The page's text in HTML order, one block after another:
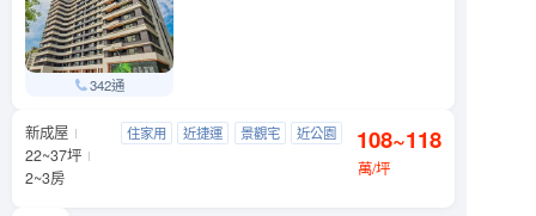
342通
信義富境
文山區 萬芳路8號
新成屋
22~37坪
2~3房
住家用 近捷運 景觀宅 近公園 108~118
萬/坪